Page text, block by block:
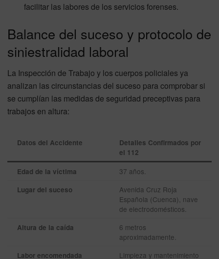
facilitar las labores de los servicios forenses.
Balance del suceso y protocolo de
siniestralidad laboral
La Inspección de Trabajo y los cuerpos policiales ya
analizan las circunstancias del suceso para comprobar si
se cumplían las medidas de seguridad preceptivas para
trabajos en altura:
Datos del Accidente
Detalles Confirmados por
el 112
Edad de la víctima 37 años.
Lugar del suceso
Avenida Cruz Roja
Española (Cuenca), nave
de electrodomésticos.
Altura de la caída
6 metros
aproximadamente.
Labor encomendada Limpieza y mantenimiento